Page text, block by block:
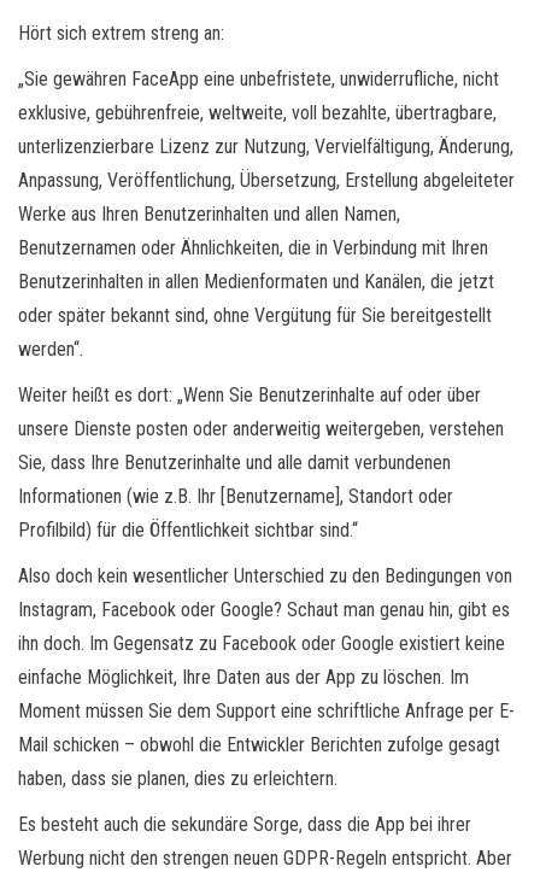
Hört sich extrem streng an:
„Sie gewähren FaceApp eine unbefristete, unwiderrufliche, nicht
exklusive, gebührenfreie, weltweite, voll bezahlte, übertragbare,
unterlizenzierbare Lizenz zur Nutzung, Vervielfältigung, Änderung,
Anpassung, Veröffentlichung, Übersetzung, Erstellung abgeleiteter
Werke aus Ihren Benutzerinhalten und allen Namen,
Benutzernamen oder Ähnlichkeiten, die in Verbindung mit Ihren
Benutzerinhalten in allen Medienformaten und Kanälen, die jetzt
oder später bekannt sind, ohne Vergütung für Sie bereitgestellt
werden“.
Weiter heißt es dort: „Wenn Sie Benutzerinhalte auf oder über
unsere Dienste posten oder anderweitig weitergeben, verstehen
Sie, dass Ihre Benutzerinhalte und alle damit verbundenen
Informationen (wie z.B. Ihr [Benutzername], Standort oder
Profilbild) für die Öffentlichkeit sichtbar sind.“
Also doch kein wesentlicher Unterschied zu den Bedingungen von
Instagram, Facebook oder Google? Schaut man genau hin, gibt es
ihn doch. Im Gegensatz zu Facebook oder Google existiert keine
einfache Möglichkeit, Ihre Daten aus der App zu löschen. Im
Moment müssen Sie dem Support eine schriftliche Anfrage per E-
Mail schicken – obwohl die Entwickler Berichten zufolge gesagt
haben, dass sie planen, dies zu erleichtern.
Es besteht auch die sekundäre Sorge, dass die App bei ihrer
Werbung nicht den strengen neuen GDPR-Regeln entspricht. Aber